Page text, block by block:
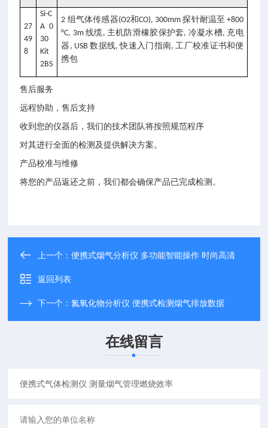
27
49
8
Si-C
A 0
30
Kit
2BS
2 组气体传感器(O2和CO), 300mm探针耐温至 +800
°C, 3m线缆, 主机防滑橡胶保护套, 冷凝水槽, 充电
器 , USB数据线,快速入门指南,工厂校准证书和便
携包
售后服务
远程协助，售后支持
收到您的仪器后，我们的技术团队将按照规范程序
对其进行全面的检测及提供解决方案。
产品校准与维修
将您的产品返还之前，我们都会确保产品已完成检测。
上一个：便携式烟气分析仪 多功能智能操作 时尚高清
返回列表
下一个：氮氧化物分析仪 便携式检测烟气排放数据
在线留言